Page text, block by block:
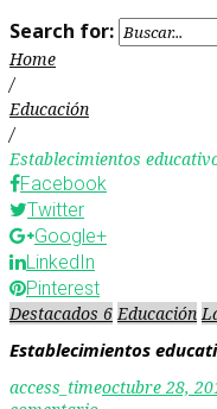
Search for:
Home
/
Educación
/
Establecimientos
Facebook
Twitter
Google+
LinkedIn
Pinterest
Destacados 6 Educación
Establecimientos
access_timeoctubre 28,